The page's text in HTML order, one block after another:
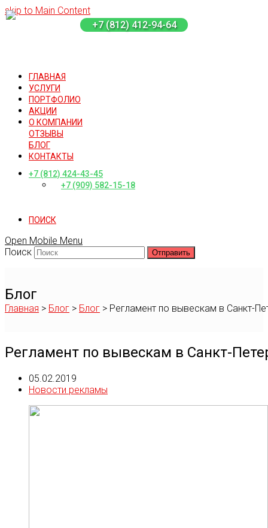
+7 (812) 412-94-64
skip to Main Content
ГЛАВНАЯ
УСЛУГИ
ПОРТФОЛИО
АКЦИИ
О КОМПАНИИ
ОТЗЫВЫ
БЛОГ
КОНТАКТЫ
+7 (812) 424-43-45
+7 (909) 582-15-18
ПОИСК
Open Mobile Menu
Поиск
Отправить
Блог
Главная > Блог > Блог > Регламент по вывескам в Санкт-
Регламент по вывескам в Санкт-
05.02.2019
Новости рекламы